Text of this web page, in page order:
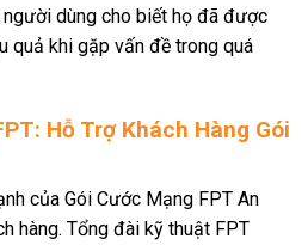
người dùng cho biết họ đã được
quả khi gặp vấn đề trong quá
Hỗ Trợ Khách Hàng Gói
của Gói Cước Mạng FPT An
hàng. Tổng đài kỹ thuật FPT